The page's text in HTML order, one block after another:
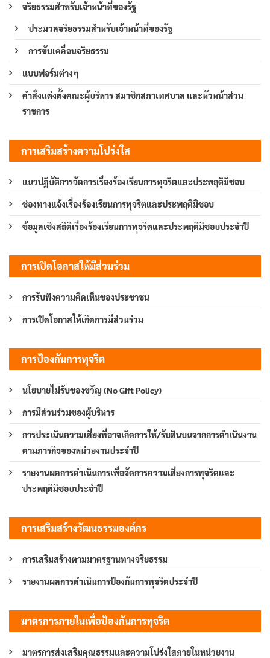
จริยธรรมสำหรับเจ้าหน้าที่ของรัฐ
ประมวลจริยธรรมสำหรับเจ้าหน้าที่ของรัฐ
การขับเคลื่อนจริยธรรม
แบบฟอร์มต่างๆ
คำสั่งแต่งตั้งคณะผู้บริหาร สมาชิกสภาเทศบาล และหัวหน้าส่วน
ราชการ
การเสริมสร้างความโปร่งใส
แนวปฏิบัติการจัดการเรื่องร้องเรียนการทุจริตและประพฤติมิชอบ
ช่องทางแจ้งเรื่องร้องเรียนการทุจริตและประพฤติมิชอบ
ข้อมูลเชิงสถิติเรื่องร้องเรียนการทุจริตและประพฤติมิชอบประจำปี
การเปิดโอกาสให้มีส่วนร่วม
การรับฟังความคิดเห็นของประชาชน
การเปิดโอกาสให้เกิดการมีส่วนร่วม
การป้องกันการทุจริต
นโยบายไม่รับของขวัญ (No Gift Policy)
การมีส่วนร่วมของผู้บริหาร
การประเมินความเสี่ยงที่อาจเกิดการให้/รับสินบนจากการดำเนินงาน
ตามภารกิจของหน่วยงานประจำปี
รายงานผลการดำเนินการเพื่อจัดการความเสี่ยงการทุจริตและ
ประพฤติมิชอบประจำปี
การเสริมสร้างวัฒนธรรมองค์กร
การเสริมสร้างตามมาตรฐานทางจริยธรรม
รายงานผลการดำเนินการป้องกันการทุจริตประจำปี
มาตรการภายในเพื่อป้องกันการทุจริต
มาตรการส่งเสริมคุณธรรมและความโปร่งใสภายในหน่วยงาน